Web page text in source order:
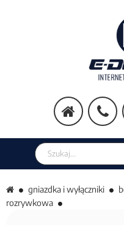
Szukaj w sklepie
gniazdka i wyłączniki
rozrywkowa